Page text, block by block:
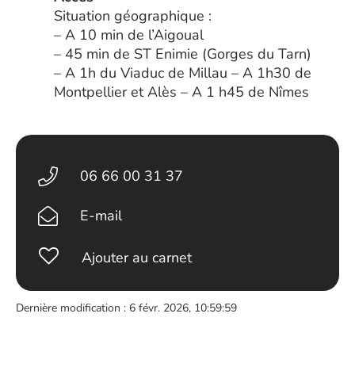
Situation géographique :
– A 10 min de l’Aigoual
– 45 min de ST Enimie (Gorges du Tarn)
– A 1h du Viaduc de Millau – A 1h30 de
Montpellier et Alès – A 1 h45 de Nîmes
06 66 00 31 37
E-mail
Ajouter au carnet
Dernière modification : 6 févr. 2026, 10:59:59